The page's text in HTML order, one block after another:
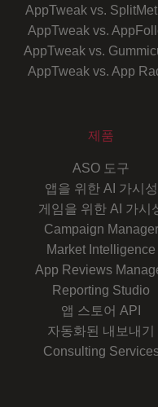
AppTweak vs.
AppTweak vs.
AppTweak vs.
AppTweak vs. App
제품
ASO 도구
앱을 위한 AI 가시성
게임을 위한 AI 가시
Campaign Manager
Market Intelligence
App Reviews
Reporting Studio
앱 스토어 API
자동화된 내보내기
Consulting